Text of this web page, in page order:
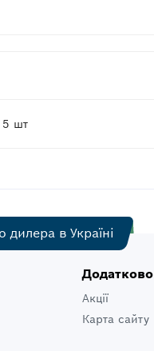
5 шт
дилера в Україні
Додатково
Акції
Карта сайту